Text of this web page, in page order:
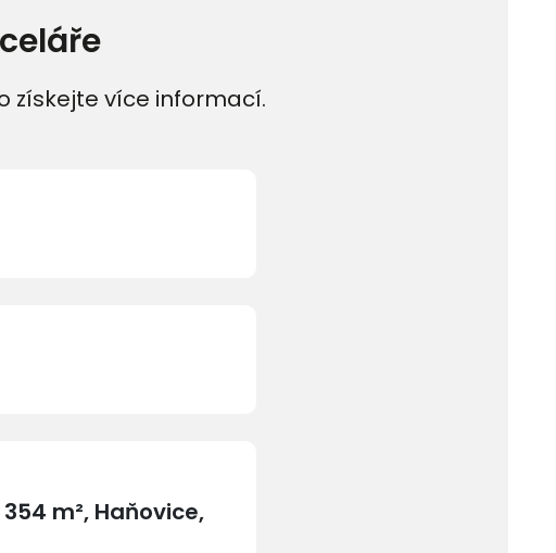
získejte více informací.